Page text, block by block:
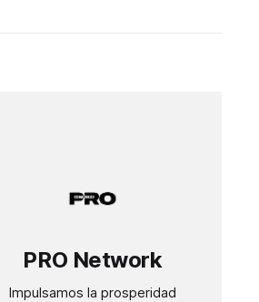
PRO Network
Impulsamos la prosperidad